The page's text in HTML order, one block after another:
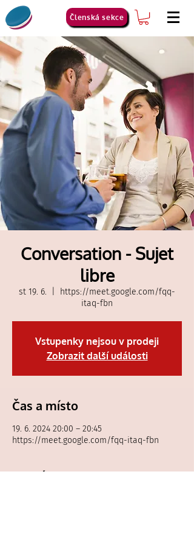
Členská sekce
Conversation - Sujet
libre
st 19. 6.
https://meet.google.com/fqq-
itaq-fbn
Vstupenky nejsou v prodeji
Zobrazit další události
Čas a místo
19. 6. 2024 20:00 – 20:45
https://meet.google.com/fqq-itaq-fbn
Hosté